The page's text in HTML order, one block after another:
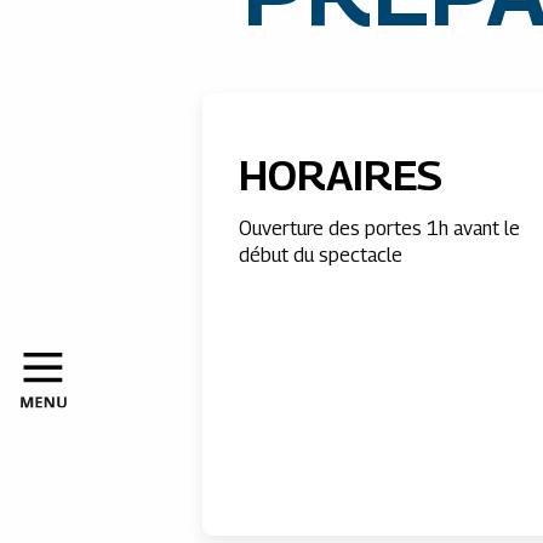
HORAIRES
Ouverture des portes 1h avant le
début du spectacle